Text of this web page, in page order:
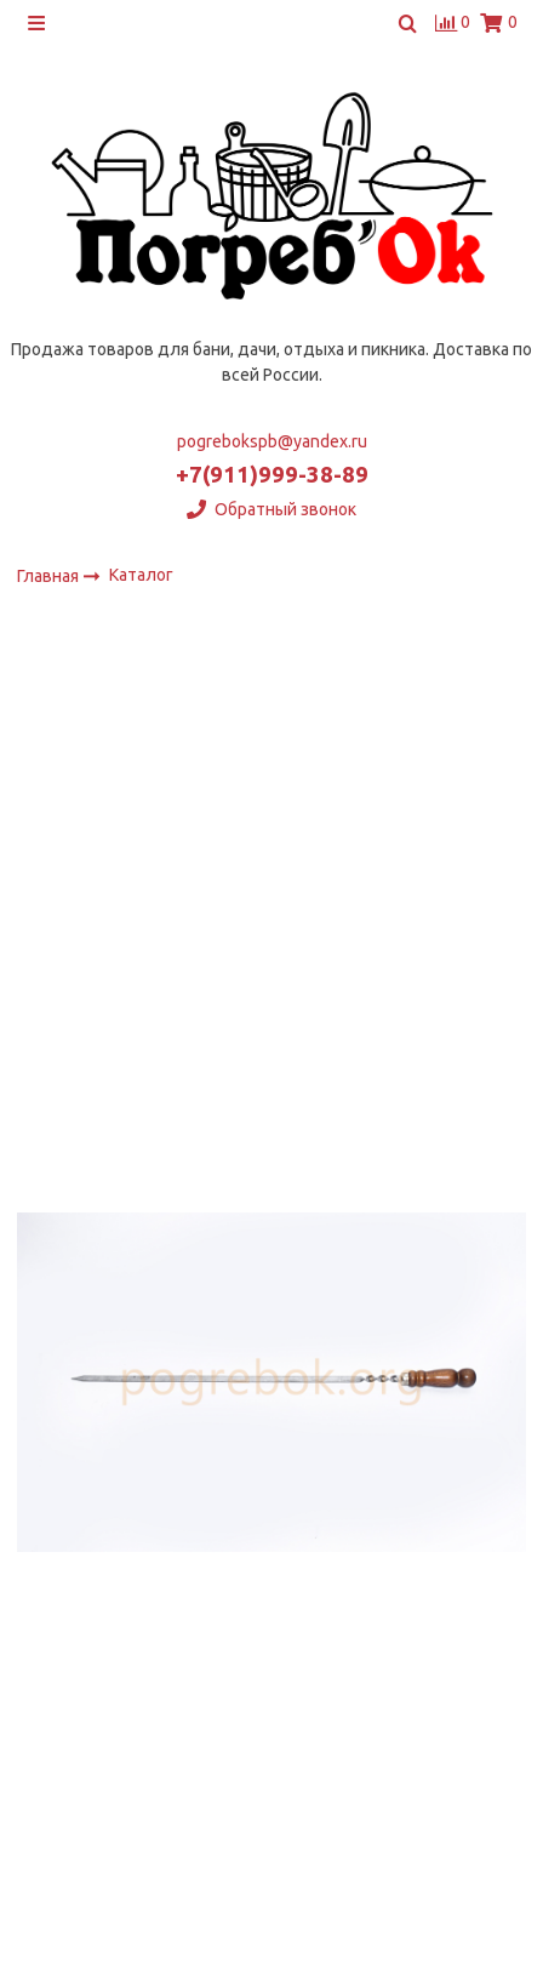
0 0
Продажа товаров для бани, дачи, отдыха и пикника. Доставка по
всей России.
pogrebokspb@yandex.ru
+7(911)999-38-89
Обратный звонок
Главная Каталог